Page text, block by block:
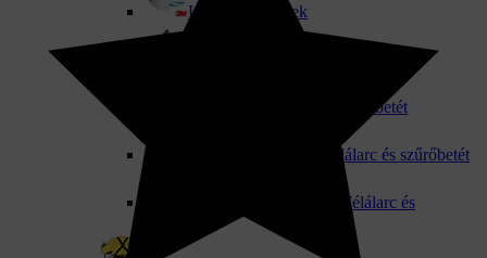
Légzőkészülékek
JSP MIDI Félálarc és szűrőbetét
JSP FILTERSPEC Félálarc és szűrőbetét
MSA ADVANTAGE Félálarc és